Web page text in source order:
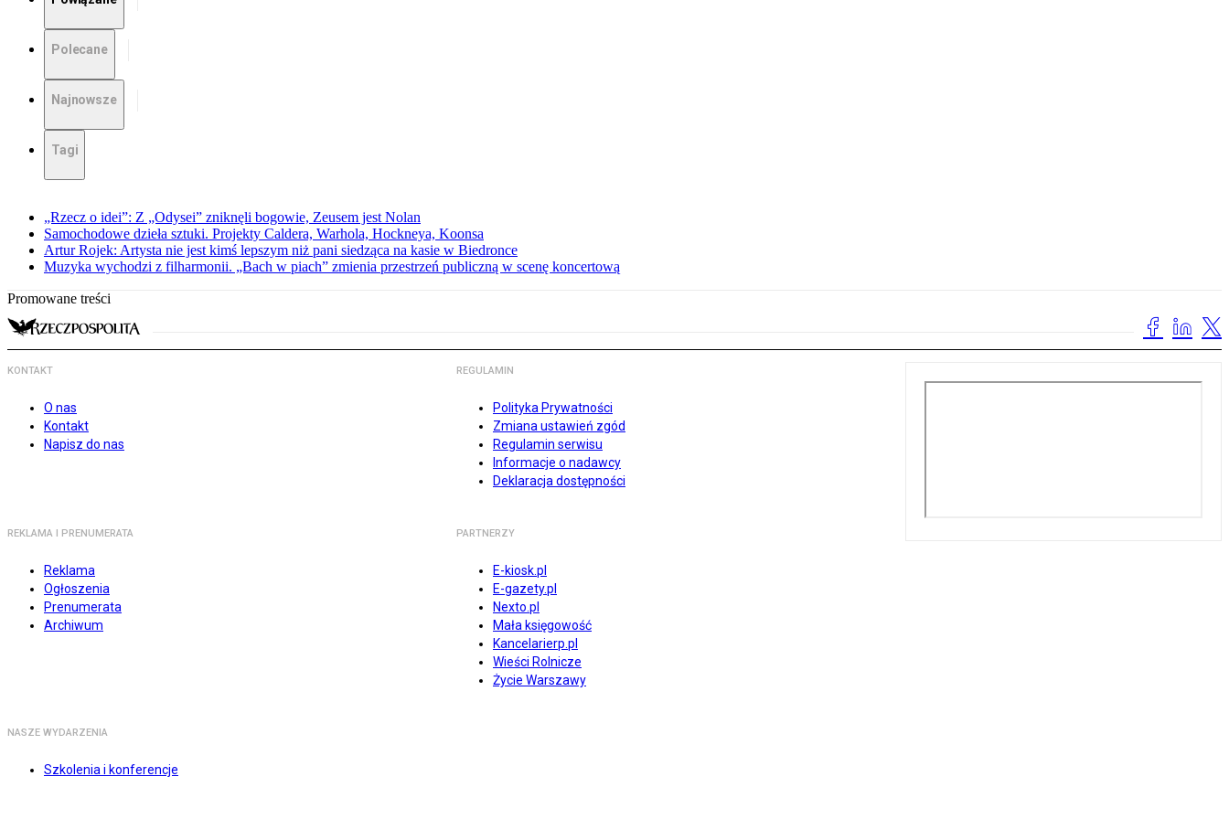
Polecane
Najnowsze
Tagi
„Rzecz o idei”: Z „Odysei” zniknęli bogowie, Zeusem jest Nolan
Samochodowe dzieła sztuki. Projekty Caldera, Warhola, Hockneya, Koonsa
Artur Rojek: Artysta nie jest kimś lepszym niż pani siedząca na kasie w Biedronce
Muzyka wychodzi z filharmonii. „Bach w piach” zmienia przestrzeń publiczną w scenę koncertową
Promowane treści
KONTAKT
O nas
Kontakt
Napisz do nas
REGULAMIN
Polityka Prywatności
Zmiana ustawień zgód
Regulamin serwisu
Informacje o nadawcy
Deklaracja dostępności
REKLAMA I PRENUMERATA
Reklama
Ogłoszenia
Prenumerata
Archiwum
PARTNERZY
E-kiosk.pl
E-gazety.pl
Nexto.pl
Mała księgowość
Kancelarierp.pl
Wieści Rolnicze
Życie Warszawy
NASZE WYDARZENIA
Szkolenia i konferencje